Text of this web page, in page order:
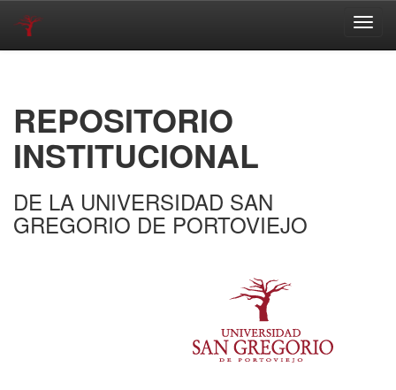
REPOSITORIO
INSTITUCIONAL
DE LA UNIVERSIDAD SAN
GREGORIO DE PORTOVIEJO